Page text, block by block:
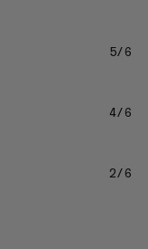
5/6
4/6
2/6